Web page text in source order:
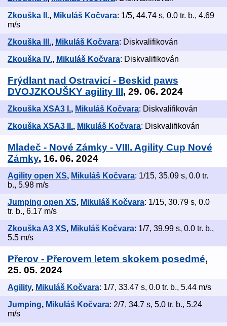
Zkouška II., Mikuláš Kočvara: 1/5, 44.74 s, 0.0 tr. b., 4.69
m/s
Zkouška III., Mikuláš Kočvara: Diskvalifikován
Zkouška IV., Mikuláš Kočvara: Diskvalifikován
Frýdlant nad Ostravicí - Beskid paws
DVOJZKOUŠKY agility III, 29. 06. 2024
Zkouška XSA3 I., Mikuláš Kočvara: Diskvalifikován
Zkouška XSA3 II., Mikuláš Kočvara: Diskvalifikován
Mladeč - Nové Zámky - VIII. Agility Cup Nové
Zámky, 16. 06. 2024
Agility open XS, Mikuláš Kočvara: 1/15, 35.09 s, 0.0 tr.
b., 5.98 m/s
Jumping open XS, Mikuláš Kočvara: 1/15, 30.79 s, 0.0
tr. b., 6.17 m/s
Zkouška A3 XS, Mikuláš Kočvara: 1/7, 39.99 s, 0.0 tr. b.,
5.5 m/s
Přerov - Přerovem letem skokem posedmé,
25. 05. 2024
Agility, Mikuláš Kočvara: 1/7, 33.47 s, 0.0 tr. b., 5.44 m/s
Jumping, Mikuláš Kočvara: 2/7, 34.7 s, 5.0 tr. b., 5.24
m/s